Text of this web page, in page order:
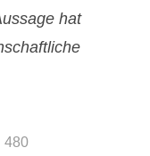
hat
480